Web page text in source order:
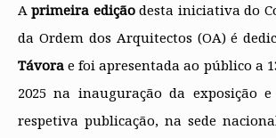
Aprimeira ediçãod​esta iniciativa do
da Ordem dos Arquitectos (OA) é
Távorae foi apresentada ao público a
2025 na inauguração da exposição
respetiva publicação, na sede